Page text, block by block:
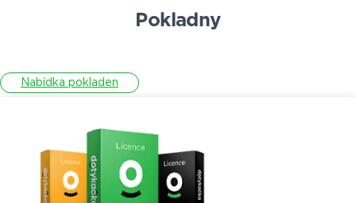
Pokladny
Nabídka pokladen